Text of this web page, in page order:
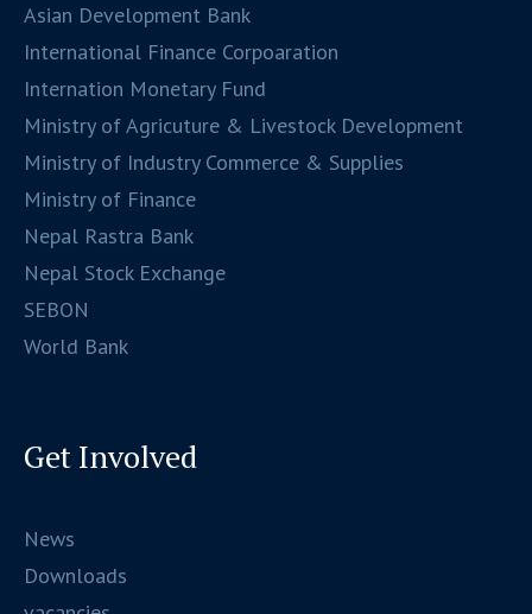
Asian Development Bank
International Finance Corpoaration
Internation Monetary Fund
Ministry of Agricuture & Livestock Development
Ministry of Industry Commerce & Supplies
Ministry of Finance
Nepal Rastra Bank
Nepal Stock Exchange
SEBON
World Bank
Get Involved
News
Downloads